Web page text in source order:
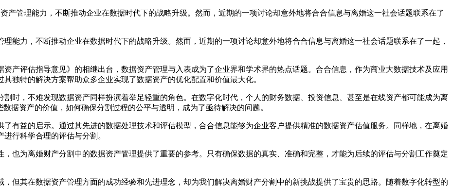
理能力，不断推动企业在数据时代下的战略升级。然而，近期的一项讨论却意外地将合合信息与离婚这一社会话题联系在了
力，不断推动企业在数据时代下的战略升级。然而，近期的一项讨论却意外地将合合信息与离婚这一社会话题联系在了一起，
评估指导意见》的相继出台，数据资产管理与入表成为了企业界和学术界的热点话题。合合信息，作为商业大数据技术及应用
独特的解决方案帮助众多企业实现了数据资产的优化配置和价值最大化。
，不难发现数据资产同样扮演着举足轻重的角色。在数字化时代，个人的财务数据、投资信息、甚至是在线资产都可能成为离
据资产的价值，如何确保分割过程的公平与透明，成为了亟待解决的问题。
益的启示。通过其先进的数据处理技术和评估模型，合合信息能够为企业客户提供精准的数据资产估值服务。同样地，在离婚
行科学合理的评估与分割。
为离婚财产分割中的数据资产管理提供了重要的参考。只有确保数据的真实、准确和完整，才能为后续的评估与分割工作奠定
其在数据资产管理方面的成功经验和先进理念，却为我们解决离婚财产分割中的新挑战提供了宝贵的思路。随着数字化转型的